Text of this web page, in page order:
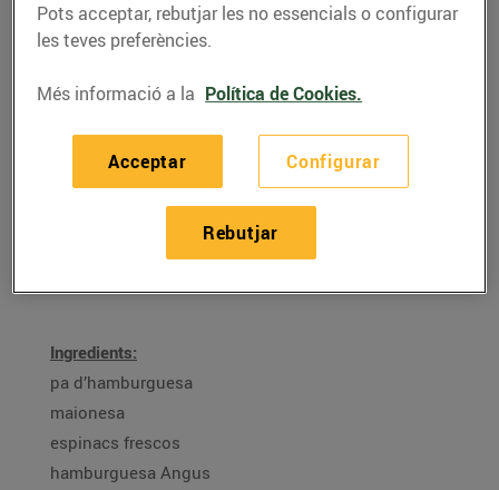
Hamburguesa de
vedella Angus amb
formatge de cabra
Ingredients:
pa d’hamburguesa
maionesa
espinacs frescos
hamburguesa Angus
Pots acceptar, rebutjar les no essencials o configurar
les teves preferències.
Més informació a la Política de Cookies.
Configurar
Rebutjar
Acceptar